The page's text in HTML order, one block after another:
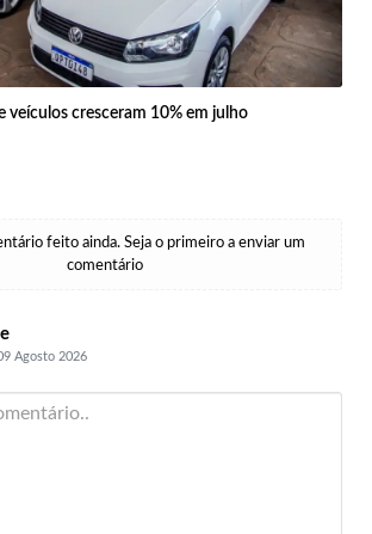
veículos cresceram 10% em julho
feito ainda. Seja o primeiro a enviar um
comentário
Agosto 2026